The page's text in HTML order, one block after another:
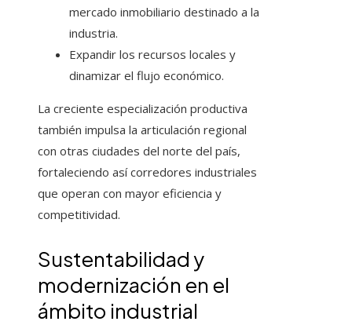
mercado inmobiliario destinado a la
industria.
Expandir los recursos locales y
dinamizar el flujo económico.
La creciente especialización productiva
también impulsa la articulación regional
con otras ciudades del norte del país,
fortaleciendo así corredores industriales
que operan con mayor eficiencia y
competitividad.
Sustentabilidad y
modernización en el
ámbito industrial